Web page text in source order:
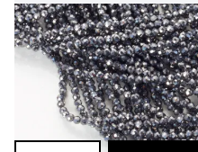
17,22 zł
Cena za sznur
Długość sznura: ok. 30cm